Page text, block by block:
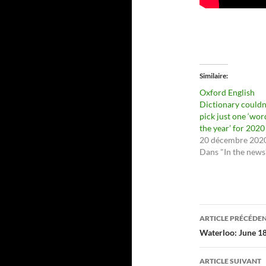
Similaire
Oxford English
Dictionary
pick just one
the year’ for 2020
20 décembre
Dans "In the
des
articles
ARTICLE
Waterloo: June
ARTICLE SUIVANT